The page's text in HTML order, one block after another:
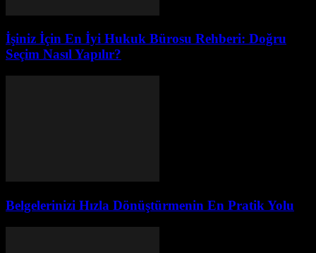
İşiniz İçin En İyi Hukuk Bürosu Rehberi: Doğru
Seçim Nasıl Yapılır?
Belgelerinizi Hızla Dönüştürmenin En Pratik Yolu